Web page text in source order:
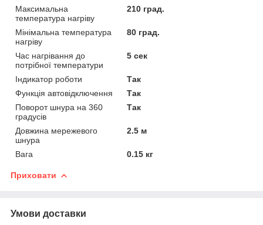
Максимальна
температура нагріву
210 град.
Мінімальна температура
нагріву
80 град.
Час нагрівання до
потрібної температури
5 сек
Індикатор роботи
Так
Функція автовідключення
Так
Поворот шнура на 360
градусів
Так
Довжина мережевого
шнура
2.5 м
Вага 0.15 кг
Приховати
Умови доставки